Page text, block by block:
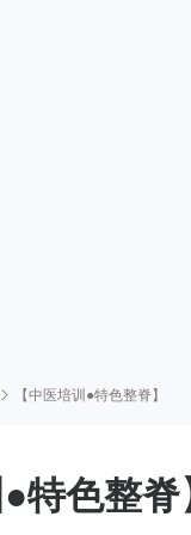
【中医培训●特色整脊】
●特色整脊